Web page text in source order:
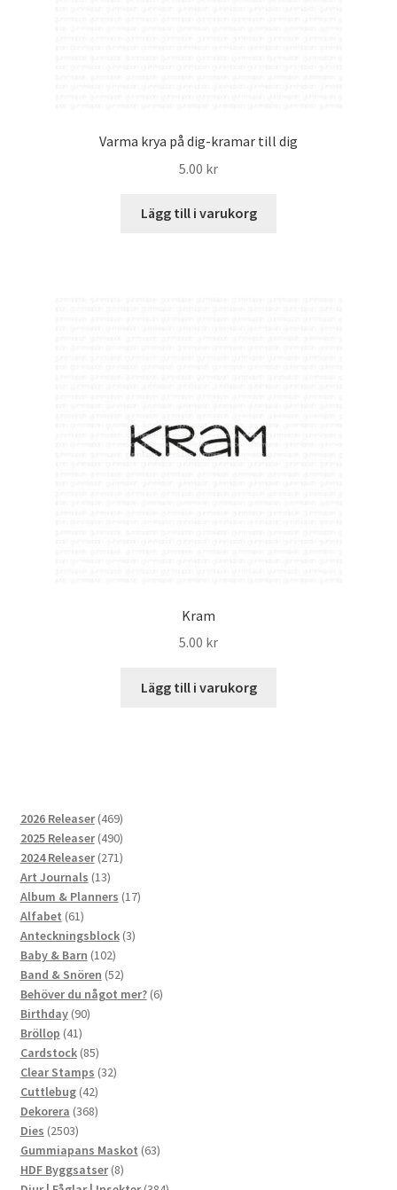
Varma krya på dig-kramar till dig
5.00 kr
Lägg till i varukorg
Kram
5.00 kr
Lägg till i varukorg
2026 Releaser 469469
produkter
2025 Releaser 490490
produkter
2024 Releaser 271271
Art Journals 1313
produkter
Album & Planners 1717
Alfabet 6161
produkter
Anteckningsblock 33
Baby & Barn 102102
produkter
Band & Snören 5252
produkter
Behöver du något mer? 66
Birthday 9090
Bröllop 4141
produkter
Cardstock 8585
produkter
Clear Stamps 3232
Cuttlebug 4242
produkter
Dekorera 368368
Dies 25032503
produkter
Gummiapans Maskot 6363
HDF Byggsatser 88